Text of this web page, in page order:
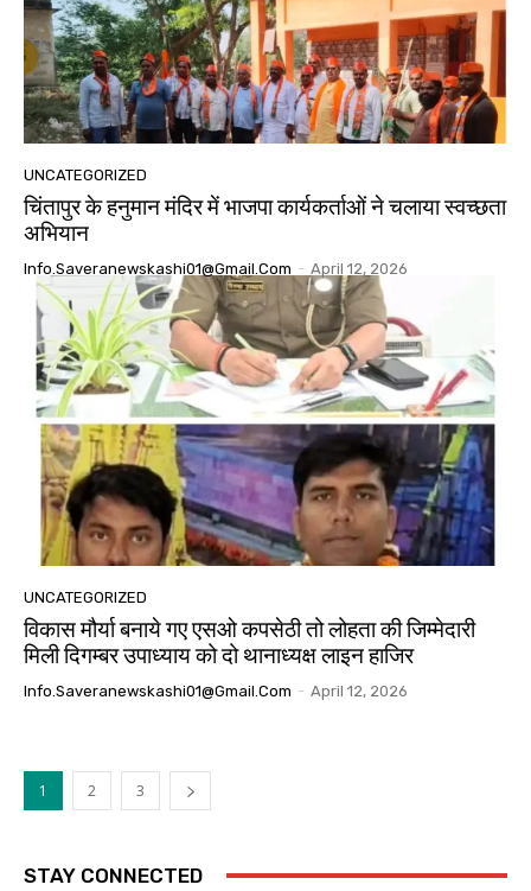
UNCATEGORIZED
चिंतापुर के हनुमान मंदिर में भाजपा कार्यकर्ताओं ने चलाया स्वच्छता
अभियान
Info.saveranewskashi01@gmail.com - April 12, 2026
UNCATEGORIZED
विकास मौर्या बनाये गए एसओ कपसेठी तो लोहता की जिम्मेदारी
मिली दिगम्बर उपाध्याय को दो थानाध्यक्ष लाइन हाजिर
Info.saveranewskashi01@gmail.com - April 12, 2026
1 2 3
STAY CONNECTED